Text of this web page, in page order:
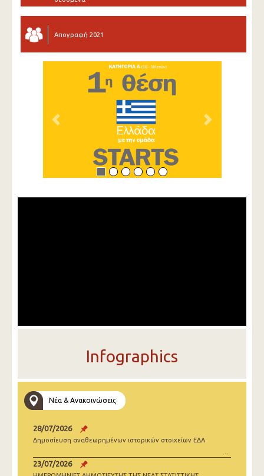
Απογραφή 2021
Previous Next
Infographics
Νέα & Ανακοινώσεις
28/07/2026
Δημοσίευση αναθεωρημένων ιστορικών στοιχείων ΕΔΑ
23/07/2026